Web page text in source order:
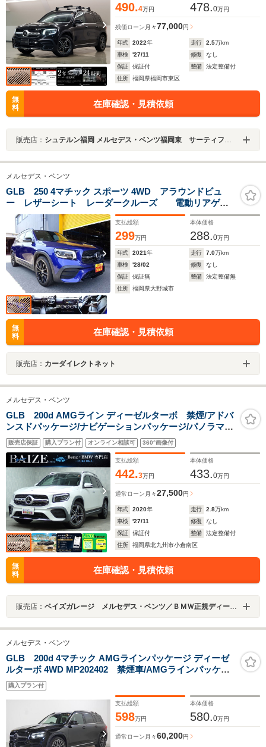
490.4万円 478.0万円
残価ローン 月々77,000円
年式 2022年 走行 2.5万km
車検
'27/11 修復
なし
保証
保証付 整備
法定整備付
住所
福岡県福岡市東区
無
料
在庫確認・見積依頼
販売店： シュテルン福岡 メルセデス・ベンツ福岡東 サーティファイドカーセンター
メルセデス・ベンツ
GLB 250 4マチック スポーツ 4WD アラウンドビュ
ー レザーシート レーダークルーズ 電動リアゲー
ト ETC Bluetooth接続 純正アルミ 禁煙車 車検
R10年2月
支払総額
299万円
本体価格
288.0万円
年式 2021年 走行 7.0万km
車検
'28/02 修復
なし
保証
保証無 整備
法定整備無
住所
福岡県大野城市
無
料
在庫確認・見積依頼
販売店： カーダイレクトネット
メルセデス・ベンツ
GLB 200d AMGライン ディーゼルターボ 禁煙/アドバ
ンスドパッケージ/ナビゲーションパッケージ/パノラマス
ライディングルーフ/純正ナビ/Bluetooth/全方位カメ
ラ/ETC/アダプティブクルーズコントロール/ブラインドス
ポットモニター
販売店保証 購入プラン付 オンライン相談可 360°画像付
支払総額
442.3万円
本体価格
433.0万円
通常ローン 月々27,500円
年式 2020年 走行 2.8万km
車検
'27/11 修復
なし
保証
保証付 整備
法定整備付
住所
福岡県北九州市小倉南区
無
料
在庫確認・見積依頼
販売店： ベイズガレージ メルセデス・ベンツ／ＢＭＷ正規ディーラー車専門店
メルセデス・ベンツ
GLB 200d 4マチック AMGラインパッケージ ディーゼ
ルターボ 4WD MP202402 禁煙車/AMGラインパッケー
ジ/パノラミックスライディングルーフ/メモリー付きパワ
ーシート/シートヒーター/360°カメラ/マルチビームLEDヘ
ッドライト/20インチAMGアルミホイール/電動格納ミラ
ー/キーレスゴー/
購入プラン付
支払総額
598万円
本体価格
580.0万円
通常ローン 月々60,200円